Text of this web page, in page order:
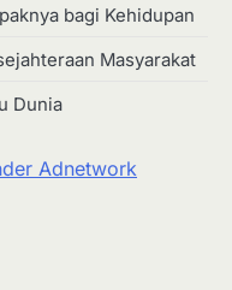
bagi Kehidupan
Masyarakat
Dunia